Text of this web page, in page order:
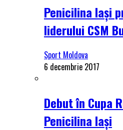
Penicilina Iași
liderului CSM
Sport Moldova
6 decembrie 2017
Debut în Cupa
Penicilina Iași